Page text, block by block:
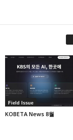
Field Issue
KOBETA News 8월